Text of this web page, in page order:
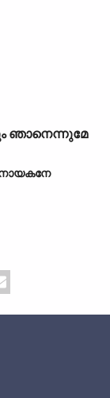
ഞാനെന്നുമേ